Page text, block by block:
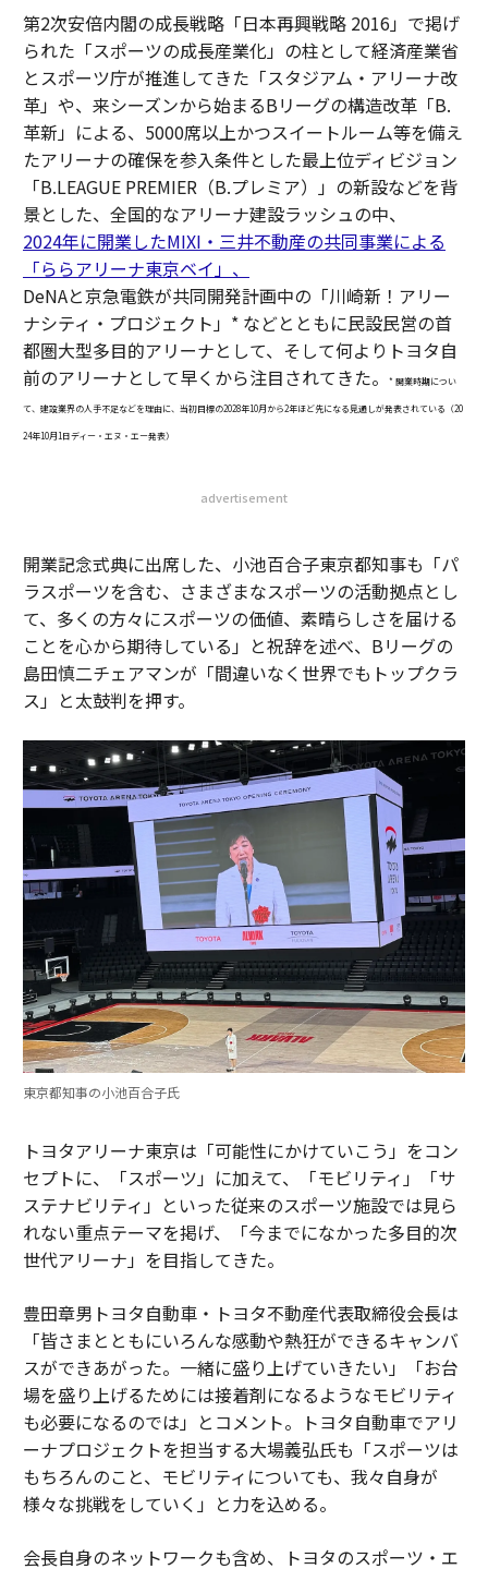
第2次安倍内閣の成長戦略「日本再興戦略 2016」で掲げ
られた「スポーツの成長産業化」の柱として経済産業省
とスポーツ庁が推進してきた「スタジアム・アリーナ改
革」や、来シーズンから始まるBリーグの構造改革「B.
革新」による、5000席以上かつスイートルーム等を備え
たアリーナの確保を参入条件とした最上位ディビジョン
「B.LEAGUE PREMIER（B.プレミア）」の新設などを背
景とした、全国的なアリーナ建設ラッシュの中、
2024年に開業したMIXI・三井不動産の共同事業による
「ららアリーナ東京ベイ」、
DeNAと京急電鉄が共同開発計画中の「川崎新！アリー
ナシティ・プロジェクト」* などとともに民設民営の首
都圏大型多目的アリーナとして、そして何よりトヨタ自
前のアリーナとして早くから注目されてきた。
* 開業時期につい
て、建設業界の人手不足などを理由に、当初目標の2028年10月から2年ほど先になる見通しが発表されている（20
24年10月1日ディー・エヌ・エー発表）
advertisement
開業記念式典に出席した、小池百合子東京都知事も「パ
ラスポーツを含む、さまざまなスポーツの活動拠点とし
て、多くの方々にスポーツの価値、素晴らしさを届ける
ことを心から期待している」と祝辞を述べ、Bリーグの
島田慎二チェアマンが「間違いなく世界でもトップクラ
ス」と太鼓判を押す。
東京都知事の小池百合子氏
トヨタアリーナ東京は「可能性にかけていこう」をコン
セプトに、「スポーツ」に加えて、「モビリティ」「サ
ステナビリティ」といった従来のスポーツ施設では見ら
れない重点テーマを掲げ、「今までになかった多目的次
世代アリーナ」を目指してきた。
豊田章男トヨタ自動車・トヨタ不動産代表取締役会長は
「皆さまとともにいろんな感動や熱狂ができるキャンバ
スができあがった。一緒に盛り上げていきたい」「お台
場を盛り上げるためには接着剤になるようなモビリティ
も必要になるのでは」とコメント。トヨタ自動車でアリ
ーナプロジェクトを担当する大場義弘氏も「スポーツは
もちろんのこと、モビリティについても、我々自身が
様々な挑戦をしていく」と力を込める。
会長自身のネットワークも含め、トヨタのスポーツ・エ